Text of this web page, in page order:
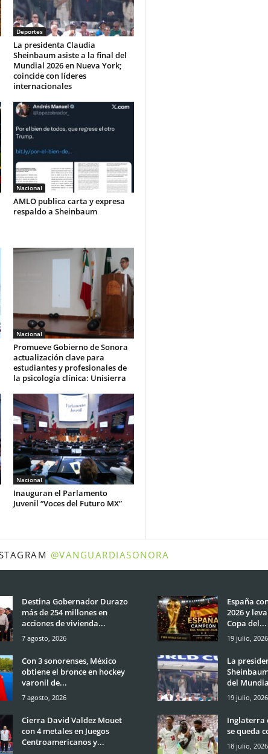
Deportes
La presidenta Claudia
Sheinbaum asiste a la final del
Mundial 2026 en Nueva York;
coincide con líderes
internacionales
Nacional
AMLO publica carta y expresa
respaldo a Sheinbaum
Nacional
Promueve Gobierno de Sonora
actualización clave para
estudiantes y profesionales de
la psicología clínica: Unisierra
Nacional
Inauguran el Parlamento
Juvenil “Voces del Futuro MX”
@VANGUARDIASONORA
Destina Gobernador Durazo
más de 254 millones en
acciones de vivienda...
7 agosto, 2026
Con 3 sonorenses, México
obtiene el bronce en hockey
varonil de...
7 agosto, 2026
Cierra David Valdez Mouet
con 4 metales en Juegos
Centroamericanos y...
España
2026 y
Copa del...
19 julio, 2026
La
del
19 julio, 2026
Inglaterra
se queda
18 julio, 2026